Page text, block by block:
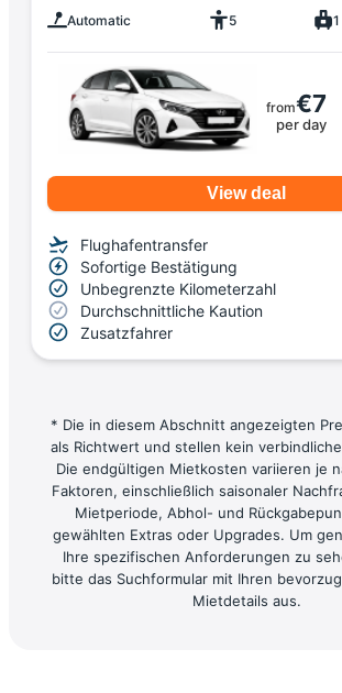
Automatic 5 1
from€7
per day
View deal
Flughafentransfer
Sofortige Bestätigung
Unbegrenzte Kilometerzahl
Durchschnittliche Kaution
Zusatzfahrer
* Die in diesem Abschnitt angezeigten
als Richtwert und stellen kein
Die endgültigen Mietkosten variieren je
Faktoren, einschließlich saisonaler
Mietperiode, Abhol- und
gewählten Extras oder Upgrades. Um
Ihre spezifischen Anforderungen zu
bitte das Suchformular mit Ihren
Mietdetails aus.